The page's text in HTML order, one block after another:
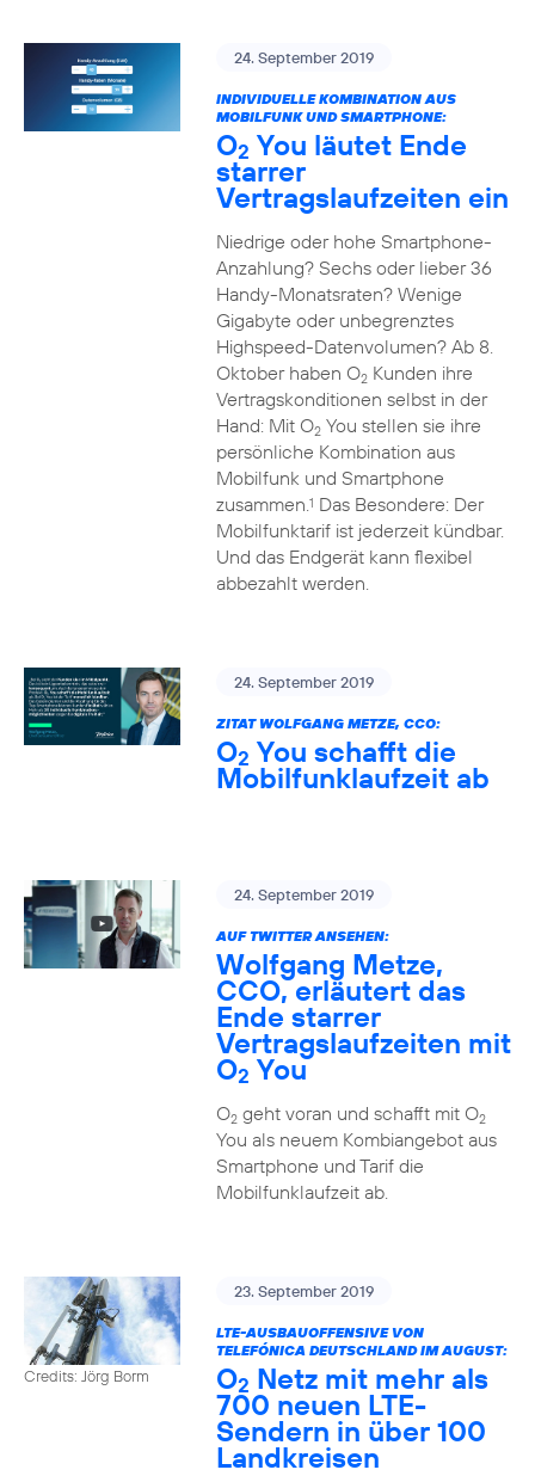
24. September 2019
INDIVIDUELLE KOMBINATION AUS
MOBILFUNK UND SMARTPHONE:
O2 You läutet Ende
starrer
Vertragslaufzeiten ein
Niedrige oder hohe Smartphone-
Anzahlung? Sechs oder lieber 36
Handy-Monatsraten? Wenige
Gigabyte oder unbegrenztes
Highspeed-Datenvolumen? Ab 8.
Oktober haben O2Kunden ihre
Vertragskonditionen selbst in der
Hand: Mit O2You stellen sie ihre
persönliche Kombination aus
Mobilfunk und Smartphone
zusammen.1 Das Besondere: Der
Mobilfunktarif ist jederzeit kündbar.
Und das Endgerät kann flexibel
abbezahlt werden.
24. September 2019
ZITAT WOLFGANG METZE, CCO:
O2 You schafft die
Mobilfunklaufzeit ab
24. September 2019
AUF TWITTER ANSEHEN:
Wolfgang Metze,
CCO, erläutert das
Ende starrer
Vertragslaufzeiten mit
O2 You
O2geht voran und schafft mit O2
You als neuem Kombiangebot aus
Smartphone und Tarif die
Mobilfunklaufzeit ab.
Credits: Jörg Borm
23. September 2019
LTE-AUSBAUOFFENSIVE VON
TELEFÓNICA DEUTSCHLAND IM AUGUST:
O2 Netz mit mehr als
700 neuen LTE-
Sendern in über 100
Landkreisen